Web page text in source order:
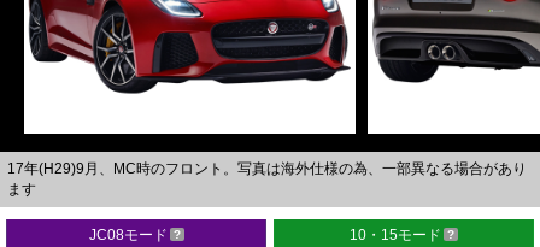
17年(H29)9月、MC時のフロント。写真は海外仕様の為、一部異なる場合があり
ます
JC08モード 10・15モード